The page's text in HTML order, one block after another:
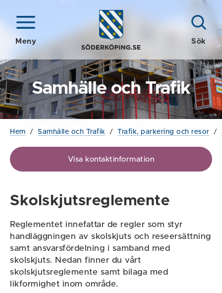
Meny Sök
Samhälle och Trafik
Hem / Samhälle och Trafik / Trafik, parkering och resor /
Visa kontaktinformation
Skolskjutsreglemente
Reglementet innefattar de regler som styr
handläggningen av skolskjuts och reseersättning
samt ansvarsfördelning i samband med
skolskjuts. Nedan finner du vårt
skolskjutsreglemente samt bilaga med
likformighet inom område.